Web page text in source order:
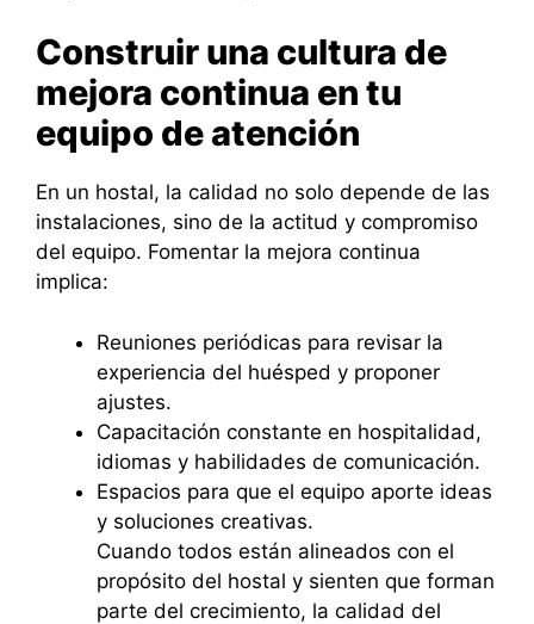
Construir una cultura de
mejora continua en tu
equipo de atención
En un hostal, la calidad no solo depende de las
instalaciones, sino de la actitud y compromiso
del equipo. Fomentar la mejora continua
implica:
Reuniones periódicas para revisar la
experiencia del huésped y proponer
ajustes.
Capacitación constante en hospitalidad,
idiomas y habilidades de comunicación.
Espacios para que el equipo aporte ideas
y soluciones creativas.
Cuando todos están alineados con el
propósito del hostal y sienten que forman
parte del crecimiento, la calidad del